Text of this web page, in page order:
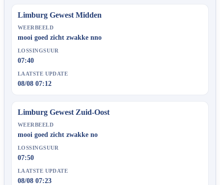
Limburg Gewest Midden
WEERBEELD
mooi goed zicht zwakke nno
LOSSINGSUUR
07:40
LAATSTE UPDATE
08/08 07:12
Limburg Gewest Zuid-Oost
WEERBEELD
mooi goed zicht zwakke no
LOSSINGSUUR
07:50
LAATSTE UPDATE
08/08 07:23